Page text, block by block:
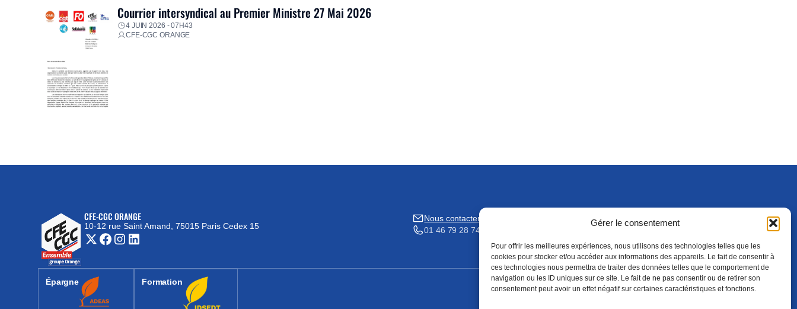
Gérer le consentement
Pour offrir les meilleures expériences, nous utilisons des technologies telles que les
cookies pour stocker et/ou accéder aux informations des appareils. Le fait de consentir à
ces technologies nous permettra de traiter des données telles que le comportement de
navigation ou les ID uniques sur ce site. Le fait de ne pas consentir ou de retirer son
consentement peut avoir un effet négatif sur certaines caractéristiques et fonctions.
Courrier intersyndical au Premier Ministre 27 Mai 2026
4 JUIN 2026 - 07H43
CFE-CGC ORANGE
CFE-CGC ORANGE
10-12 rue Saint Amand, 75015 Paris Cedex 15
(nouvelle fenêtre)
Nous contacter
01 46 79 28 74
S'ABONNER
(NOUVELLE FENÊTRE)
ADHÉRER
Épargne
(nouvelle fenêtre) Formation
(nouvelle fenêtre)